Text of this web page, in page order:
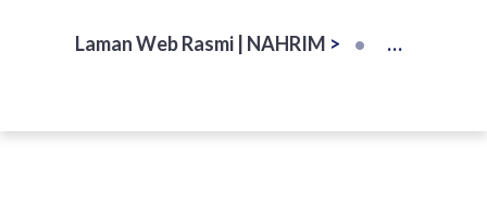
Laman Web Rasmi | NAHRIM >